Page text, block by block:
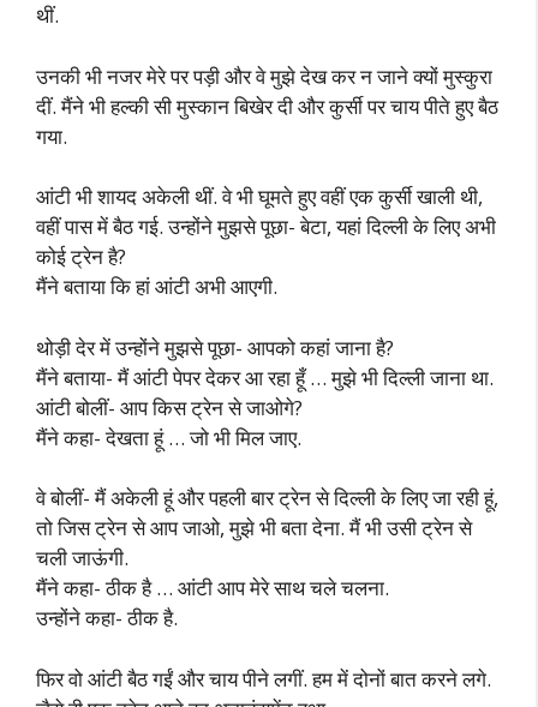
थीं.
उनकी भी नजर मेरे पर पड़ी और वे मुझे देख कर न जाने क्यों मुस्कुरा
दीं. मैंने भी हल्की सी मुस्कान बिखेर दी और कुर्सी पर चाय पीते हुए बैठ
गया.
आंटी भी शायद अकेली थीं. वे भी घूमते हुए वहीं एक कुर्सी खाली थी,
वहीं पास में बैठ गई. उन्होंने मुझसे पूछा- बेटा, यहां दिल्ली के लिए अभी
कोई ट्रेन है?
मैंने बताया कि हां आंटी अभी आएगी.
थोड़ी देर में उन्होंने मुझसे पूछा- आपको कहां जाना है?
मैंने बताया- मैं आंटी पेपर देकर आ रहा हूँ … मुझे भी दिल्ली जाना था.
आंटी बोलीं- आप किस ट्रेन से जाओगे?
मैंने कहा- देखता हूं … जो भी मिल जाए.
वे बोलीं- मैं अकेली हूं और पहली बार ट्रेन से दिल्ली के लिए जा रही हूं,
तो जिस ट्रेन से आप जाओ, मुझे भी बता देना. मैं भी उसी ट्रेन से
चली जाऊंगी.
मैंने कहा- ठीक है … आंटी आप मेरे साथ चले चलना.
उन्होंने कहा- ठीक है.
फिर वो आंटी बैठ गईं और चाय पीने लगीं. हम में दोनों बात करने लगे.